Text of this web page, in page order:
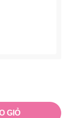
GIỎ